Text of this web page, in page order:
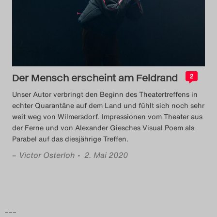
Das Theatertreffen-Blog
Das Theatertreffen-Blog
2015
Das Theatertreffen-Blog
2016
Das Theatertreffen-Blog
Der Mensch erscheint am Feldrand 2
Unser Autor verbringt den Beginn des Theatertreffens in
echter Quarantäne auf dem Land und fühlt sich noch sehr
weit weg von Wilmersdorf. Impressionen vom Theater aus
der Ferne und von Alexander Giesches Visual Poem als
Parabel auf das diesjährige Treffen.
– Victor Osterloh • 2. Mai 2020
–––